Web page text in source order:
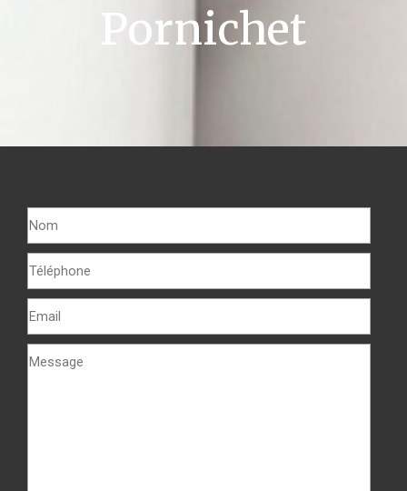
Pornichet